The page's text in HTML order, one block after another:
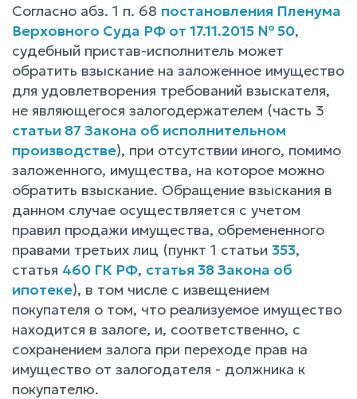
Согласно абз. 1 п. 68 постановления Пленума
Верховного Суда РФ от 17.11.2015 № 50,
судебный пристав-исполнитель может
обратить взыскание на заложенное имущество
для удовлетворения требований взыскателя,
не являющегося залогодержателем (часть 3
статьи 87 Закона об исполнительном
производстве), при отсутствии иного, помимо
заложенного, имущества, на которое можно
обратить взыскание. Обращение взыскания в
данном случае осуществляется с учетом
правил продажи имущества, обремененного
правами третьих лиц (пункт 1 статьи 353,
статья 460 ГК РФ, статья 38 Закона об
ипотеке), в том числе с извещением
покупателя о том, что реализуемое имущество
находится в залоге, и, соответственно, с
сохранением залога при переходе прав на
имущество от залогодателя - должника к
покупателю.